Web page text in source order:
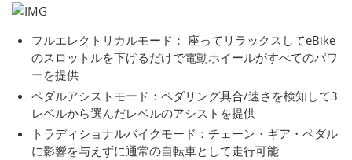
フルエレクトリカルモード： 座ってリラックスしてeBike
のスロットルを下げるだけで電動ホイールがすべてのパワ
ーを提供
ペダルアシストモード：ペダリング具合/速さを検知して3
レベルから選んだレベルのアシストを提供
トラディショナルバイクモード：チェーン・ギア・ペダル
に影響を与えずに通常の自転車として走行可能